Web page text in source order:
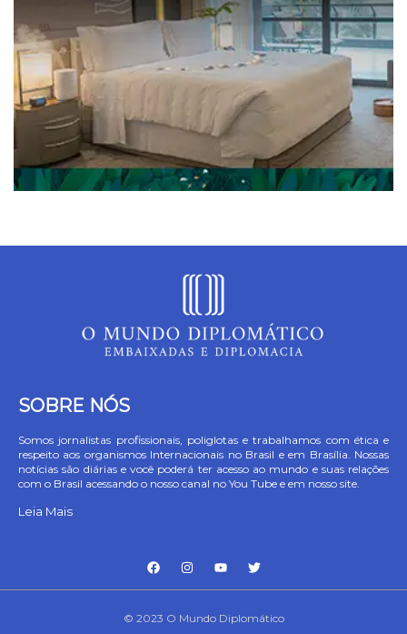
SOBRE NÓS
Somos jornalistas profissionais, poliglotas e trabalhamos com ética e
respeito aos organismos Internacionais no Brasil e em Brasília. Nossas
notícias são diárias e você poderá ter acesso ao mundo e suas relações
com o Brasil acessando o nosso canal no You Tube e em nosso site.
Leia Mais
© 2023 O Mundo Diplomático